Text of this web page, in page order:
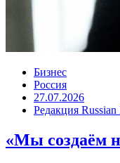
Бизнес
Россия
27.07.2026
Редакция Russian
«Мы создаём